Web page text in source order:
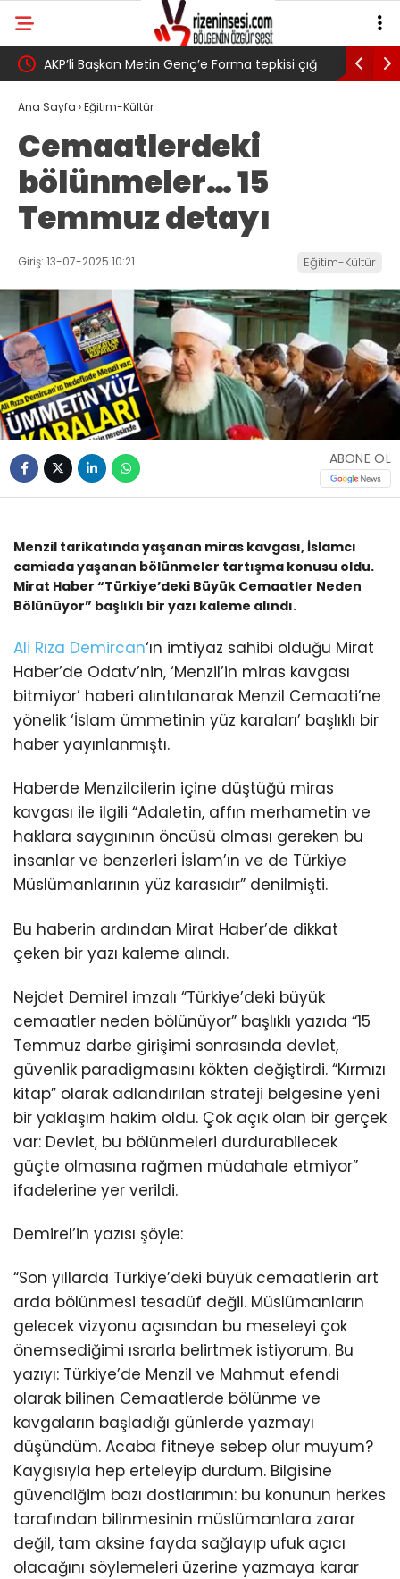
AKP’li Başkan Metin Genç’e Forma tepkisi çığ
gibi: Dilek Ilgın Ela adlı yurttaş ise ” Genç,
köyünde babasının toprağını satarak
Trabzonspor 6.661 forma almış” dedi
Salah
Ana Sayfa ›Eğitim-Kültür
Cemaatlerdeki
bölünmeler… 15
Temmuz detayı
Giriş: 13-07-2025 10:21 Eğitim-Kültür
ABONE OL
Menzil tarikatında yaşanan miras kavgası, İslamcı
camiada yaşanan bölünmeler tartışma konusu oldu.
Mirat Haber “Türkiye’deki Büyük Cemaatler Neden
Bölünüyor” başlıklı bir yazı kaleme alındı.
Ali Rıza Demircan‘ın imtiyaz sahibi olduğu Mirat
Haber’de Odatv’nin, ‘Menzil’in miras kavgası
bitmiyor’ haberi alıntılanarak Menzil Cemaati’ne
yönelik ‘İslam ümmetinin yüz karaları’ başlıklı bir
haber yayınlanmıştı.
Haberde Menzilcilerin içine düştüğü miras
kavgası ile ilgili “Adaletin, affın merhametin ve
haklara saygınının öncüsü olması gereken bu
insanlar ve benzerleri İslam’ın ve de Türkiye
Müslümanlarının yüz karasıdır” denilmişti.
Bu haberin ardından Mirat Haber’de dikkat
çeken bir yazı kaleme alındı.
Nejdet Demirel imzalı “Türkiye’deki büyük
cemaatler neden bölünüyor” başlıklı yazıda “15
Temmuz darbe girişimi sonrasında devlet,
güvenlik paradigmasını kökten değiştirdi. “Kırmızı
kitap” olarak adlandırılan strateji belgesine yeni
bir yaklaşım hakim oldu. Çok açık olan bir gerçek
var: Devlet, bu bölünmeleri durdurabilecek
güçte olmasına rağmen müdahale etmiyor”
ifadelerine yer verildi.
Demirel’in yazısı şöyle:
“Son yıllarda Türkiye’deki büyük cemaatlerin art
arda bölünmesi tesadüf değil. Müslümanların
gelecek vizyonu açısından bu meseleyi çok
önemsediğimi ısrarla belirtmek istiyorum. Bu
yazıyı: Türkiye’de Menzil ve Mahmut efendi
olarak bilinen Cemaatlerde bölünme ve
kavgaların başladığı günlerde yazmayı
düşündüm. Acaba fitneye sebep olur muyum?
Kaygısıyla hep erteleyip durdum. Bilgisine
güvendiğim bazı dostlarımın: bu konunun herkes
tarafından bilinmesinin müslümanlara zarar
değil, tam aksine fayda sağlayıp ufuk açıcı
olacağını söylemeleri üzerine yazmaya karar